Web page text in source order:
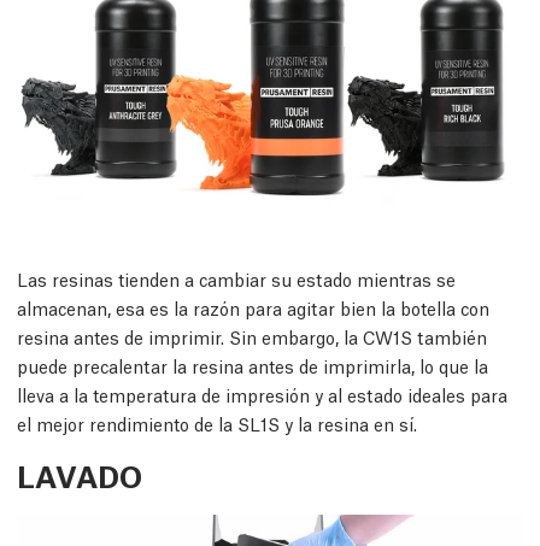
Las resinas tienden a cambiar su estado mientras se
almacenan, esa es la razón para agitar bien la botella con
resina antes de imprimir. Sin embargo, la CW1S también
puede precalentar la resina antes de imprimirla, lo que la
lleva a la temperatura de impresión y al estado ideales para
el mejor rendimiento de la SL1S y la resina en sí.
LAVADO